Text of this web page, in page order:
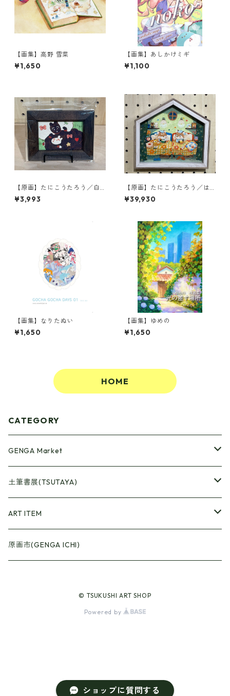
ショップに質問する
【画集】高野 雪菜
¥1,650
【画集】あしかけミギ
¥1,100
【原画】たにこうたろう／白
いのと黒いの
¥3,993
【原画】たにこうたろう／は
ちみつの魔法
¥39,930
【画集】なりたぬい
¥1,650
【画集】ゆめの
¥1,650
HOME
CATEGORY
GENGA Market
●Artrooming Market
【Artrooming Shop】
【10】
●原画廊+Artrooming Shop
●ONEW Painters Market
土筆書展(TSUTAYA)
画収集
ART ITEM
●Book Cover
【Girl+Blue/Yellow】
原画市(GENGA ICHI)
© TSUKUSHI ART SHOP
Powered by